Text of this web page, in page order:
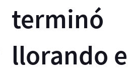
terminó
llorando